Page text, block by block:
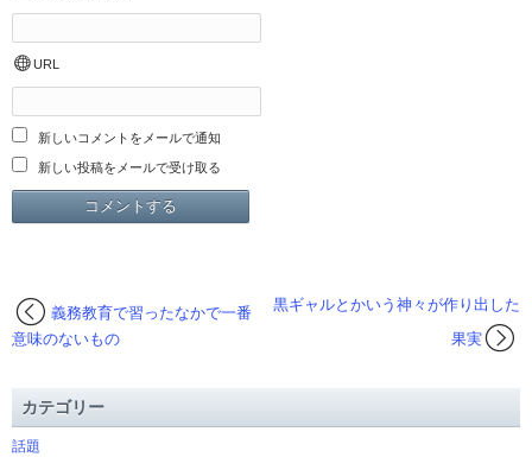
URL
新しいコメントをメールで通知
新しい投稿をメールで受け取る
黒ギャルとかいう神々が作り出した
果実
義務教育で習ったなかで一番
意味のないもの
カテゴリー
話題